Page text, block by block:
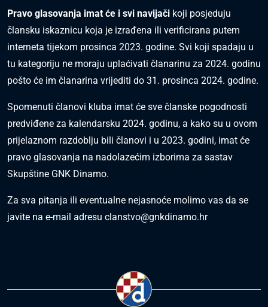
Pravo glasovanja imat će i svi navijači koji posjeduju
člansku iskaznicu koja je izrađena ili verificirana putem
interneta tijekom prosinca 2023. godine. Svi koji spadaju u
tu kategoriju ne moraju uplaćivati članarinu za 2024. godinu
pošto će im članarina vrijediti do 31. prosinca 2024. godine.
Spomenuti članovi kluba imat će sve članske pogodnosti
predviđene za kalendarsku 2024. godinu, a kako su u ovom
prijelaznom razdoblju bili članovi i u 2023. godini, imat će
pravo glasovanja na nadolazećim izborima za sastav
Skupštine GNK Dinamo.
Za sva pitanja ili eventualne nejasnoće molimo vas da se
javite na e-mail adresu clanstvo@gnkdinamo.hr